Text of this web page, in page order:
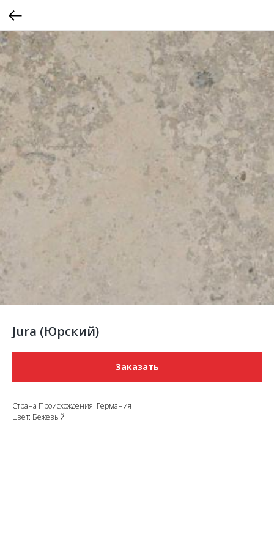
Jura (Юрский)
Заказать
Страна Происхождения: Германия
Цвет: Бежевый